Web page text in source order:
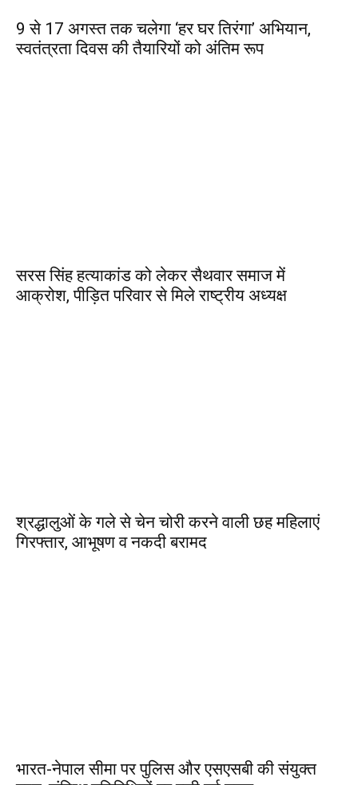
9 से 17 अगस्त तक चलेगा ‘हर घर तिरंगा’ अभियान,
स्वतंत्रता दिवस की तैयारियों को अंतिम रूप
सरस सिंह हत्याकांड को लेकर सैथवार समाज में
आक्रोश, पीड़ित परिवार से मिले राष्ट्रीय अध्यक्ष
श्रद्धालुओं के गले से चेन चोरी करने वाली छह महिलाएं
गिरफ्तार, आभूषण व नकदी बरामद
भारत-नेपाल सीमा पर पुलिस और एसएसबी की संयुक्त